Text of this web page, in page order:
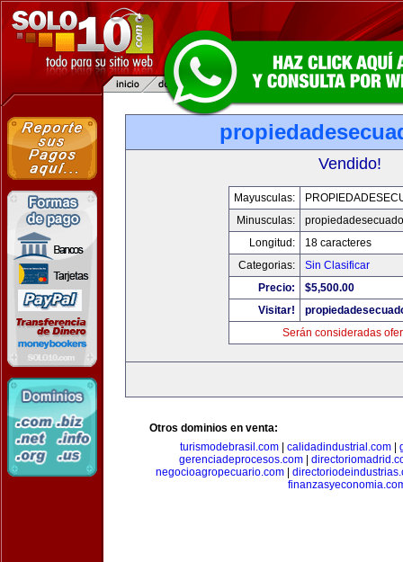
Vendido!
Mayusculas:
Minusculas:
Longitud:
18 caracteres
Categorias:
Sin Clasificar
Precio:
$5,500.00
Visitar!
Serán consideradas
Otros dominios en venta:
turismodebrasil.com
calidadindustrial.com
gerenciadeprocesos.com
negocioagropecuario.com